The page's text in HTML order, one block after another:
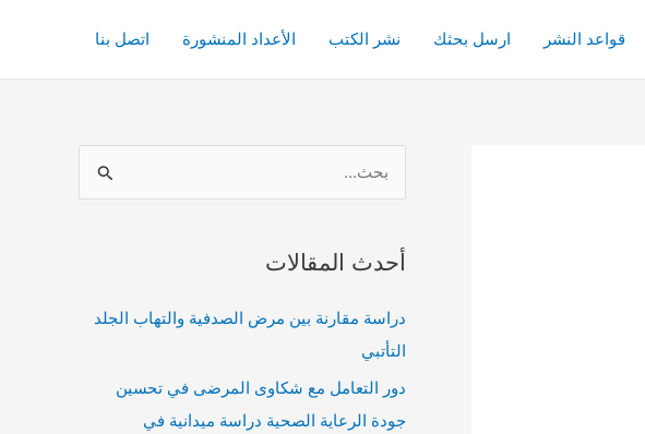
قواعد النشر ارسل بحثك نشر الكتب الأعداد المنشورة اتصل بنا
ح
ع
أحدث المقالات
دراسة مقارنة بين مرض الصدفية والتهاب الجلد
التأتبي
دور التعامل مع شكاوى المرضى في تحسين
جودة الرعاية الصحية دراسة ميدانية في